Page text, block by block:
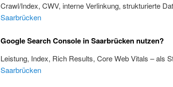
Crawl/Index, CWV, interne Verlinkung, strukturierte
Saarbrücken
Google Search Console in Saarbrücken nutzen?
Leistung, Index, Rich Results, Core Web Vitals – als
Saarbrücken